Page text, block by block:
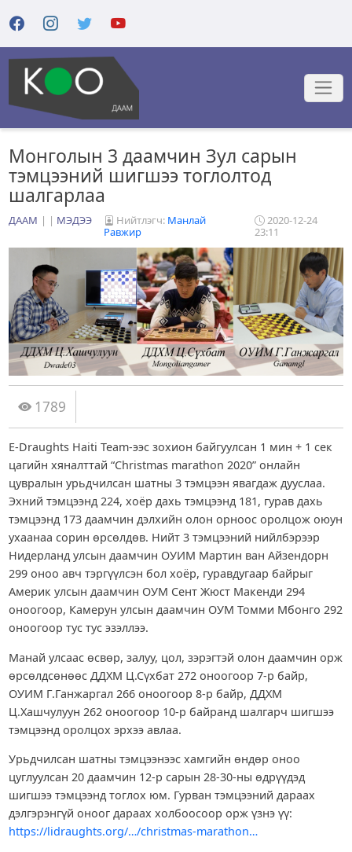
Монголын 3 даамчин Зул сарын
тэмцээний шигшээ тоглолтод
шалгарлаа
ДААМ | МЭДЭЭ Нийтлэгч: Манлай
Равжир
2020-12-24
23:11
1789
E-Draughts Haiti Team-ээс зохион байгуулсан 1 мин + 1 сек
цагийн хяналттай “Christmas marathon 2020” онлайн
цувралын урьдчилсан шатны 3 тэмцээн явагдаж дууслаа.
Эхний тэмцээнд 224, хоёр дахь тэмцээнд 181, гурав дахь
тэмцээнд 173 даамчин дэлхийн олон орноос оролцож оюун
ухаанаа сорин өрсөлдөв. Нийт 3 тэмцээний нийлбэрээр
Нидерланд улсын даамчин ОУИМ Мартин ван Айзендорн
299 оноо авч тэргүүлсэн бол хоёр, гуравдугаар байрыг
Америк улсын даамчин ОУМ Сент Жюст Макенди 294
оноогоор, Камерун улсын даамчин ОУМ Томми Мбонго 292
оноогоор тус тус эзэллээ.
Манай улсаас өсвөр, залуу, цол, зэрэгтэй олон даамчин орж
өрсөлдсөнөөс ДДХМ Ц.Сүхбат 272 оноогоор 7-р байр,
ОУИМ Г.Ганжаргал 266 оноогоор 8-р байр, ДДХМ
Ц.Хашчулуун 262 оноогоор 10-р байранд шалгарч шигшээ
тэмцээнд оролцох эрхээ авлаа.
Урьдчилсан шатны тэмцээнээс хамгийн өндөр оноо
цуглуулсан 20 даамчин 12-р сарын 28-30-ны өдрүүдэд
шигшээ тэмцээнд тоглох юм. Гурван тэмцээний дараах
дэлгэрэнгүй оноог дараах холбоосоор орж үзнэ үү:
https://lidraughts.org/…/christmas-marathon…